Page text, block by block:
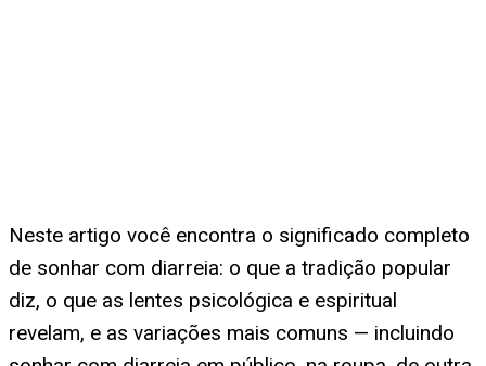
Neste artigo você encontra o significado completo
de sonhar com diarreia: o que a tradição popular
diz, o que as lentes psicológica e espiritual
revelam, e as variações mais comuns — incluindo